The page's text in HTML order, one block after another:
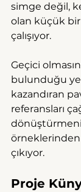
simge değil,
olan küçük
çalışıyor.
Geçici
bulunduğu
kazandıran
referansları
çıkıyor.
Proje